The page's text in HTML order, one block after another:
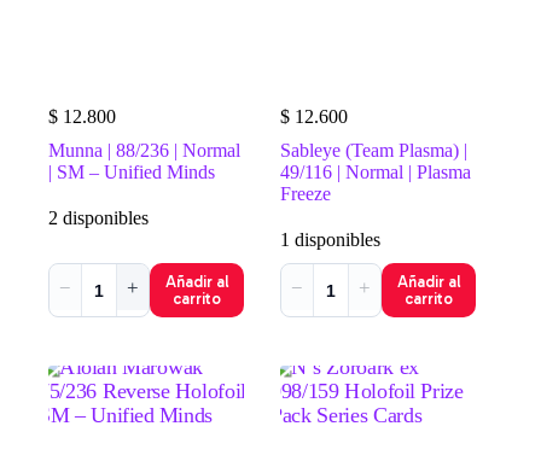
$ 12.800
Munna | 88/236 | Normal
| SM – Unified Minds
2 disponibles
− +
Añadir al
carrito
$ 12.600
Sableye (Team Plasma) |
49/116 | Normal | Plasma
Freeze
1 disponibles
− +
Añadir al
carrito